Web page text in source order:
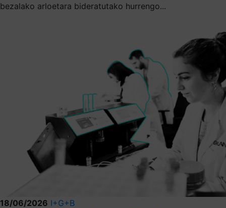
bezalako arloetara bideratutako hurrengo...
18/06/2026 I+G+B